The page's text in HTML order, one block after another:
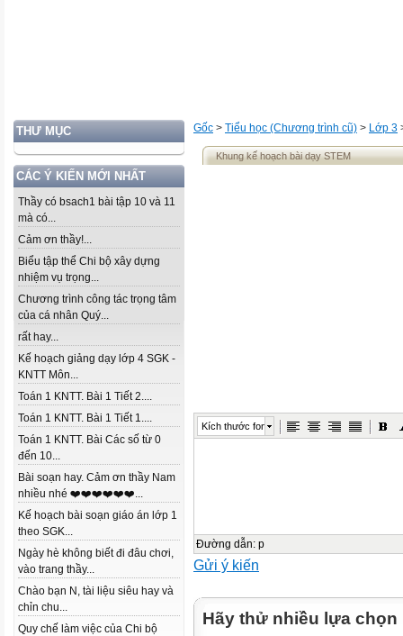
THƯ MỤC
CÁC Ý KIẾN MỚI NHẤT
Thầy có bsach1 bài tập 10 và 11
mà có...
Cảm ơn thầy!...
Biểu tập thể Chi bộ xây dựng
nhiệm vụ trọng...
Chương trình công tác trọng tâm
của cá nhân Quý...
rất hay...
Kế hoạch giảng dạy lớp 4 SGK -
KNTT Môn...
Toán 1 KNTT. Bài 1 Tiết 2....
Toán 1 KNTT. Bài 1 Tiết 1....
Toán 1 KNTT. Bài Các số từ 0
đến 10...
Bài soạn hay. Cảm ơn thầy Nam
nhiều nhé ❤️❤️❤️❤️❤️❤️...
Kế hoạch bài soạn giáo án lớp 1
theo SGK...
Ngày hè không biết đi đâu chơi,
vào trang thầy...
Chào bạn N, tài liệu siêu hay và
chỉn chu...
Quy chế làm việc của Chi bộ
Gốc > Tiểu học (Chương trình cũ) > Lớp 3
Khung kế hoạch bài dạy STEM
Kích thước font
Đường dẫn: p
Gửi ý kiến
Hãy thử nhiều lựa chọn